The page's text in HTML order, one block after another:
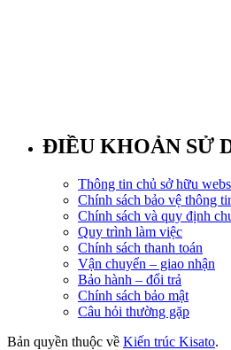
ĐIỀU KHOẢN SỬ
Thông tin chủ sở hữu
Chính sách bảo vệ thông
Chính sách và quy định
Quy trình làm việc
Chính sách thanh toán
Vận chuyển – giao nhận
Bảo hành – đổi trả
Chính sách bảo mật
Câu hỏi thường gặp
Bản quyền thuộc về Kiến trúc Kisato.